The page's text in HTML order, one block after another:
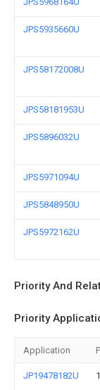
JPS5935660U
JPS58172008U
JPS58181953U
JPS5896032U
JPS5971094U
JPS5848950U
JPS5972162U
Priority And
Priority
Application
JP19478182U